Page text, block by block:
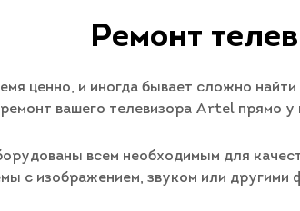
Ремонт
ценно, и иногда бывает сложно
вашего телевизора Artel прямо у
всем необходимым для
с изображением, звуком или